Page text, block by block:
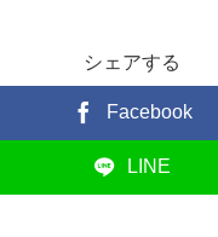
シェアする
Facebook
LINE